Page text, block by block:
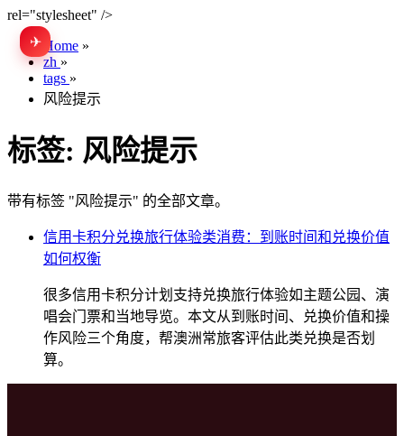
rel="stylesheet" />
✈ Home »
zh »
tags »
风险提示
标签: 风险提示
带有标签 "风险提示" 的全部文章。
信用卡积分兑换旅行体验类消费：到账时间和兑换价值
如何权衡
很多信用卡积分计划支持兑换旅行体验如主题公园、演
唱会门票和当地导览。本文从到账时间、兑换价值和操
作风险三个角度，帮澳洲常旅客评估此类兑换是否划
算。